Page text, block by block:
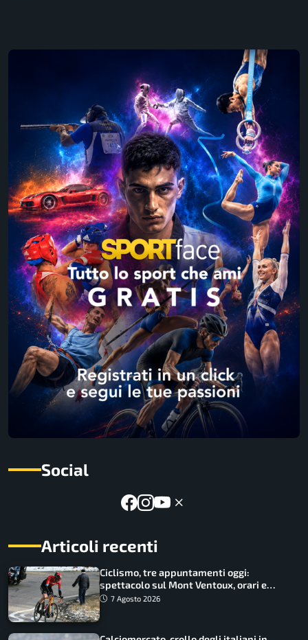
Social
Articoli recenti
Ciclismo, tre appuntamenti oggi:
spettacolo sul Mont Ventoux, orari e
come vederli
7 Agosto 2026